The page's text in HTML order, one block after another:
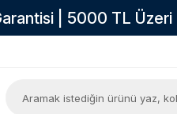
| 5000 TL